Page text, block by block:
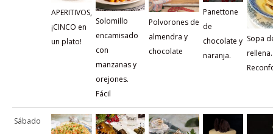
APERITIVOS,
¡CINCO en
un plato!
Solomillo
encamisado
con
manzanas y
orejones.
Fácil
Polvorones de
almendra y
chocolate
Panettone
de
chocolate y
naranja.
Sopa
rellena.
Sábado